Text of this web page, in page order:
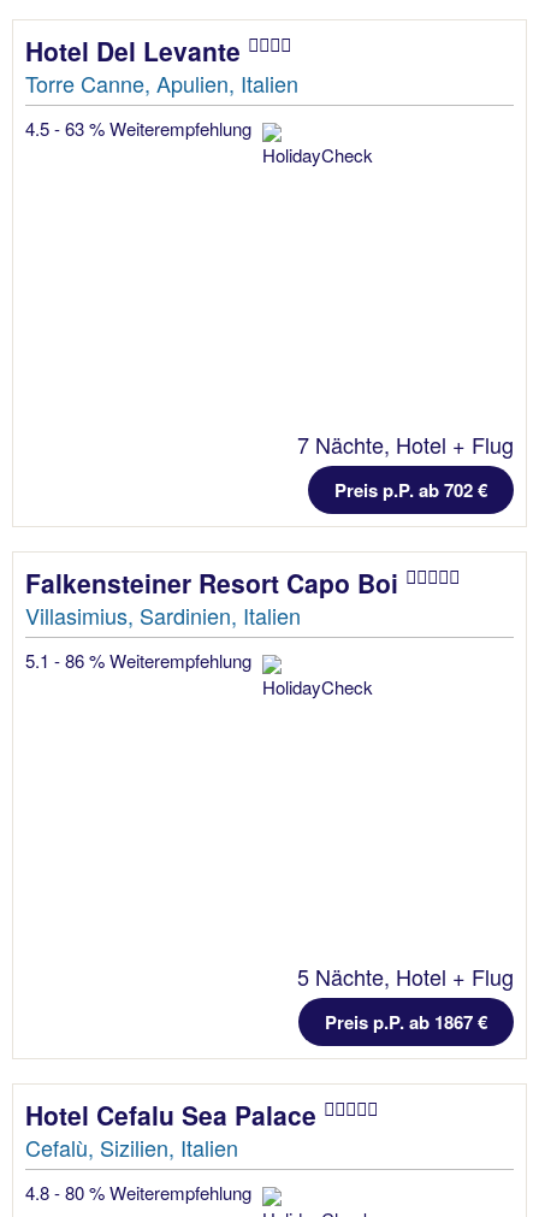
Hotel Del Levante
Torre Canne, Apulien, Italien
4.5 - 63 % Weiterempfehlung
7 Nächte, Hotel + Flug
Preis p.P. ab 702 €
Falkensteiner Resort Capo Boi
Villasimius, Sardinien, Italien
5.1 - 86 % Weiterempfehlung
5 Nächte, Hotel + Flug
Preis p.P. ab 1867 €
Hotel Cefalu Sea Palace
Cefalù, Sizilien, Italien
4.8 - 80 % Weiterempfehlung